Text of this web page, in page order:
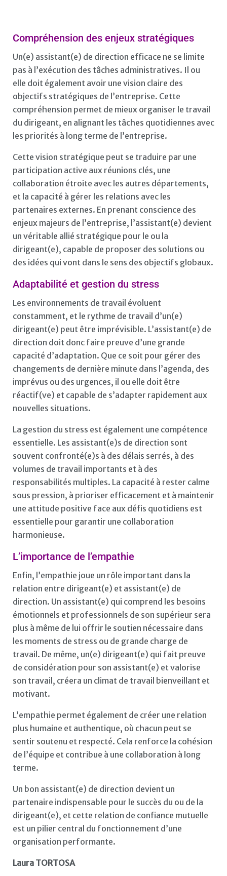
Compréhension des enjeux stratégiques
Un(e) assistant(e) de direction efficace ne se limite
pas à l’exécution des tâches administratives. Il ou
elle doit également avoir une vision claire des
objectifs stratégiques de l’entreprise. Cette
compréhension permet de mieux organiser le travail
du dirigeant, en alignant les tâches quotidiennes avec
les priorités à long terme de l’entreprise.
Cette vision stratégique peut se traduire par une
participation active aux réunions clés, une
collaboration étroite avec les autres départements,
et la capacité à gérer les relations avec les
partenaires externes. En prenant conscience des
enjeux majeurs de l’entreprise, l’assistant(e) devient
un véritable allié stratégique pour le ou la
dirigeant(e), capable de proposer des solutions ou
des idées qui vont dans le sens des objectifs globaux.
Adaptabilité et gestion du stress
Les environnements de travail évoluent
constamment, et le rythme de travail d’un(e)
dirigeant(e) peut être imprévisible. L’assistant(e) de
direction doit donc faire preuve d’une grande
capacité d’adaptation. Que ce soit pour gérer des
changements de dernière minute dans l’agenda, des
imprévus ou des urgences, il ou elle doit être
réactif(ve) et capable de s’adapter rapidement aux
nouvelles situations.
La gestion du stress est également une compétence
essentielle. Les assistant(e)s de direction sont
souvent confronté(e)s à des délais serrés, à des
volumes de travail importants et à des
responsabilités multiples. La capacité à rester calme
sous pression, à prioriser efficacement et à maintenir
une attitude positive face aux défis quotidiens est
essentielle pour garantir une collaboration
harmonieuse.
L’importance de l’empathie
Enfin, l’empathie joue un rôle important dans la
relation entre dirigeant(e) et assistant(e) de
direction. Un assistant(e) qui comprend les besoins
émotionnels et professionnels de son supérieur sera
plus à même de lui offrir le soutien nécessaire dans
les moments de stress ou de grande charge de
travail. De même, un(e) dirigeant(e) qui fait preuve
de considération pour son assistant(e) et valorise
son travail, créera un climat de travail bienveillant et
motivant.
L’empathie permet également de créer une relation
plus humaine et authentique, où chacun peut se
sentir soutenu et respecté. Cela renforce la cohésion
de l’équipe et contribue à une collaboration à long
terme.
Un bon assistant(e) de direction devient un
partenaire indispensable pour le succès du ou de la
dirigeant(e), et cette relation de confiance mutuelle
est un pilier central du fonctionnement d’une
organisation performante.
Laura TORTOSA